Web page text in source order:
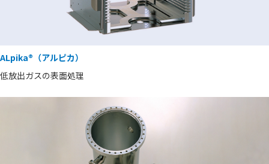
ALpika®（アルピカ）
低放出ガスの表面処理